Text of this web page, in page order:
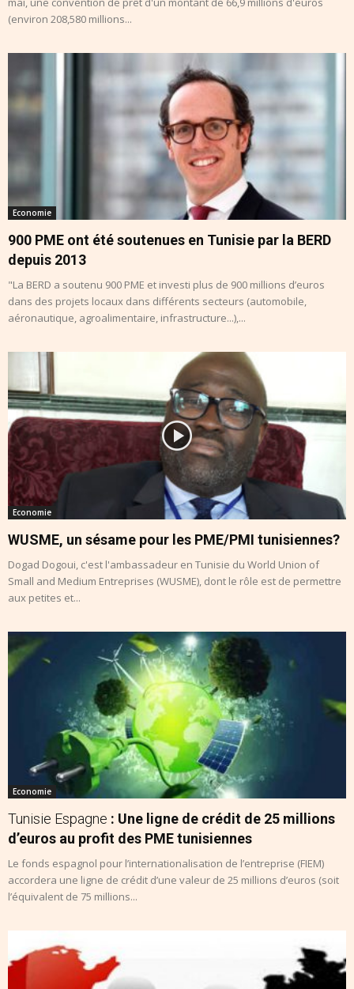
(environ 208,580 millions...
Economie
900 PME ont été soutenues en Tunisie par la BERD
depuis 2013
"La BERD a soutenu 900 PME et investi plus de 900 millions d’euros
dans des projets locaux dans différents secteurs (automobile,
aéronautique, agroalimentaire, infrastructure...),...
Economie
WUSME, un sésame pour les PME/PMI tunisiennes?
Dogad Dogoui, c'est l'ambassadeur en Tunisie du World Union of
Small and Medium Entreprises (WUSME), dont le rôle est de permettre
aux petites et...
Economie
Tunisie Espagne : Une ligne de crédit de 25 millions
d’euros au profit des PME tunisiennes
Le fonds espagnol pour l’internationalisation de l’entreprise (FIEM)
accordera une ligne de crédit d’une valeur de 25 millions d’euros (soit
l’équivalent de 75 millions...